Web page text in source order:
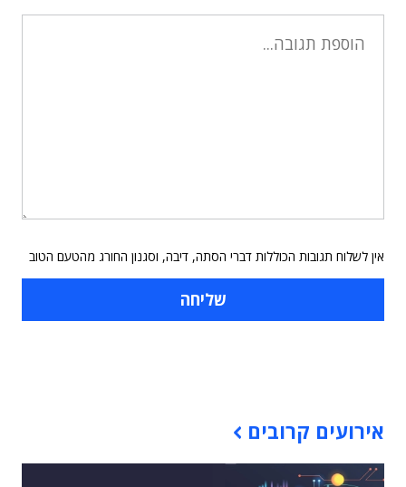
אין לשלוח תגובות הכוללות דברי הסתה, דיבה, וסגנון החורג מהטעם הטוב
אירועים קרובים